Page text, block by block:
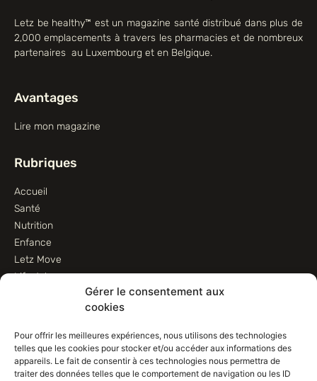
Gérer le consentement aux
cookies
Pour offrir les meilleures expériences, nous utilisons des technologies
telles que les cookies pour stocker et/ou accéder aux informations des
appareils. Le fait de consentir à ces technologies nous permettra de
traiter des données telles que le comportement de navigation ou les ID
Letz be healthy™ est un magazine santé distribué dans plus de
2,000 emplacements à travers les pharmacies et de nombreux
partenaires au Luxembourg et en Belgique.
Avantages
Lire mon magazine
Rubriques
Accueil
Santé
Nutrition
Enfance
Letz Move
Lifestyle
Informations
Contactez-nous
Conditions d’utilisation